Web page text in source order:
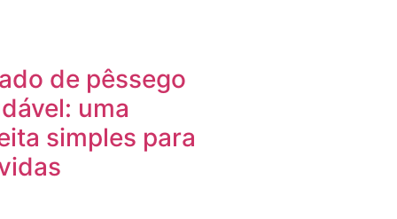
de pêssego
uma
simples para